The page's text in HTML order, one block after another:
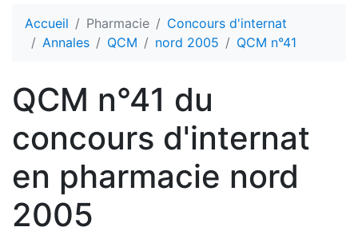
Accueil Pharmacie
Concours d'internat
Annales
QCM nord 2005 QCM n°41
QCM n°41 du
concours d'internat
en pharmacie nord
2005